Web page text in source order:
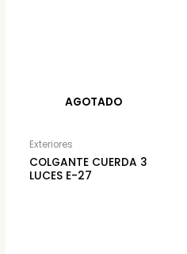
AGOTADO
Exteriores
COLGANTE CUERDA 3
LUCES E-27